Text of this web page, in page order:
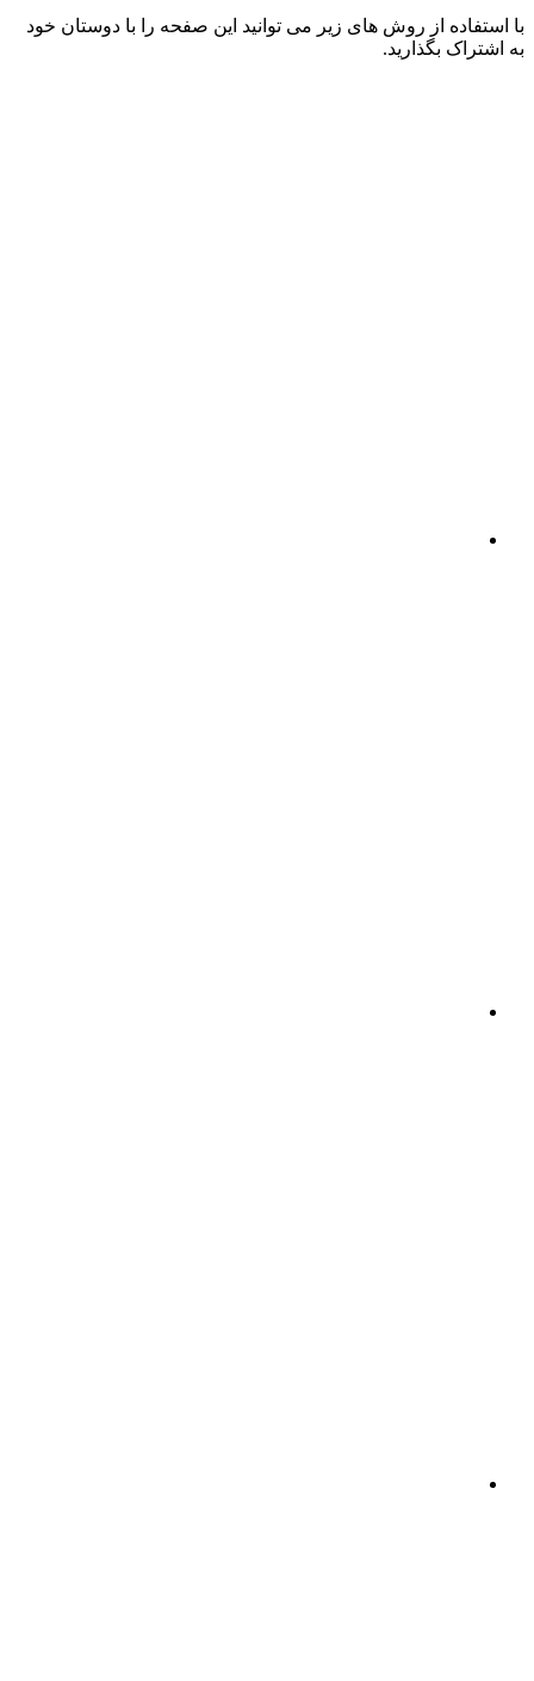
با استفاده از روش های زیر می توانید این صفحه را با دوستان خود
به اشتراک بگذارید.